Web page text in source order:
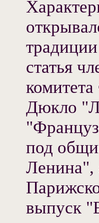
статья
Дюкло
под
Ленина",
выпуск